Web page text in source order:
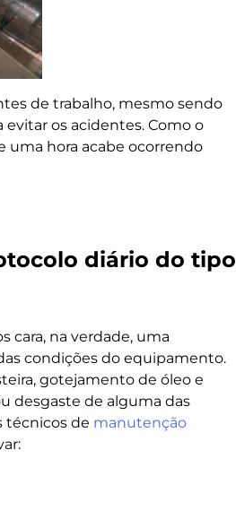
de trabalho, mesmo sendo
os acidentes. Como o
uma hora acabe ocorrendo
diário do tipo
cara, na verdade, uma
condições do equipamento.
gotejamento de óleo e
desgaste de alguma das
técnicos de manutenção